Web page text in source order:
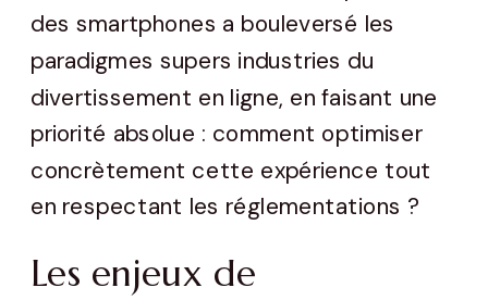
des smartphones a bouleversé les
paradigmes supers industries du
divertissement en ligne, en faisant une
priorité absolue : comment optimiser
concrètement cette expérience tout
en respectant les réglementations ?
Les enjeux de